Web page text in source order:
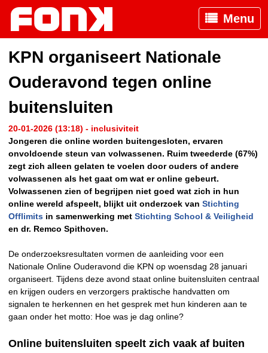
Menu
KPN organiseert Nationale
Ouderavond tegen online
buitensluiten
20-01-2026 (13:18) - inclusiviteit
Jongeren die online worden buitengesloten, ervaren
onvoldoende steun van volwassenen. Ruim tweederde (67%)
zegt zich alleen gelaten te voelen door ouders of andere
volwassenen als het gaat om wat er online gebeurt.
Volwassenen zien of begrijpen niet goed wat zich in hun
online wereld afspeelt, blijkt uit onderzoek van Stichting
Offlimits in samenwerking met Stichting School & Veiligheid
en dr. Remco Spithoven.
De onderzoeksresultaten vormen de aanleiding voor een
Nationale Online Ouderavond die KPN op woensdag 28 januari
organiseert. Tijdens deze avond staat online buitensluiten centraal
en krijgen ouders en verzorgers praktische handvatten om
signalen te herkennen en het gesprek met hun kinderen aan te
gaan onder het motto: Hoe was je dag online?
Online buitensluiten speelt zich vaak af buiten